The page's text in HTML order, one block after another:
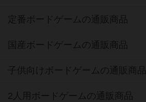
定番ボードゲームの通販商品
国産ボードゲームの通販商品
子供向けボードゲームの通販商品
2人用ボードゲームの通販商品